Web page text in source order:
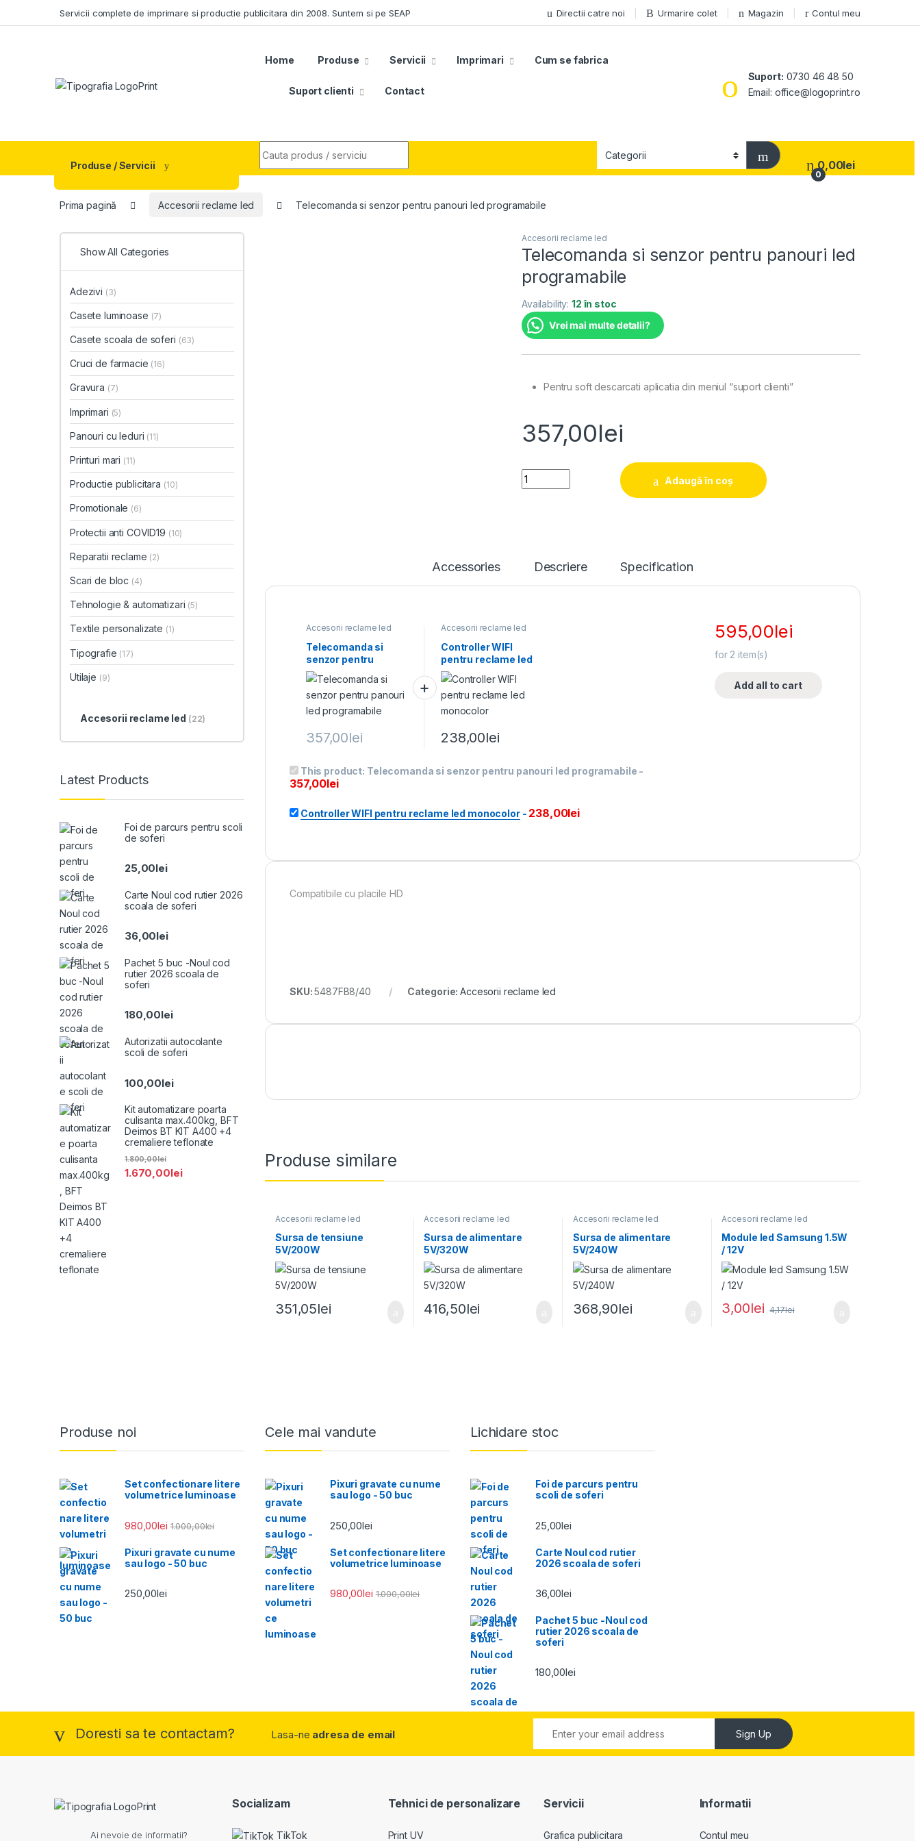
Servicii complete de imprimare si productie publicitara din 2008. Suntem si pe SEAP Directii catre noi Urmarire colet Magazin Contul meu
Home Produse Servicii Imprimari Cum se fabrica
Suport clienti Contact
Suport: 0730 46 48 50
Email: office@logoprint.ro
Produse / Servicii
0
0,00lei
Prima pagină Accesorii reclame led Telecomanda si senzor pentru panouri led programabile
Accesorii reclame led
Telecomanda si senzor pentru panouri led
programabile
Availability:12 în stoc
Vrei mai multe detalii?
Pentru soft descarcati aplicatia din meniul “suport clienti”
357,00lei
Telecomanda si senzor pentru panouri led programabile quantity
Adaugă în coș
Accessories Descriere Specification
Accesorii reclame led
Telecomanda si
senzor pentru
panouri led
programabile
357,00lei
Accesorii reclame led
Controller WIFI
pentru reclame led
monocolor
238,00lei
This product: Telecomanda si senzor pentru panouri led programabile -
357,00lei
Controller WIFI pentru reclame led monocolor- 238,00lei
595,00lei
for 2 item(s)
Add all to cart
Compatibile cu placile HD
SKU:5487FB8/40 Categorie:Accesorii reclame led
Produse similare
Accesorii reclame led
Sursa de tensiune
5V/200W
351,05lei
Accesorii reclame led
Sursa de alimentare
5V/320W
416,50lei
Accesorii reclame led
Sursa de alimentare
5V/240W
368,90lei
Accesorii reclame led
Module led Samsung 1.5W
/ 12V
3,00lei 4,17lei
Show All Categories
Adezivi (3)
Casete luminoase (7)
Casete scoala de soferi (63)
Cruci de farmacie (16)
Gravura (7)
Imprimari (5)
Panouri cu leduri (11)
Printuri mari (11)
Productie publicitara (10)
Promotionale (6)
Protectii anti COVID19 (10)
Reparatii reclame (2)
Scari de bloc (4)
Tehnologie & automatizari (5)
Textile personalizate (1)
Tipografie (17)
Utilaje (9)
Accesorii reclame led (22)
Latest Products
Foi de parcurs pentru scoli
de soferi
25,00lei
Carte Noul cod rutier 2026
scoala de soferi
36,00lei
Pachet 5 buc -Noul cod
rutier 2026 scoala de
soferi
180,00lei
Autorizatii autocolante
scoli de soferi
100,00lei
Kit automatizare poarta
culisanta max.400kg, BFT
Deimos BT KIT A400 +4
cremaliere teflonate
1.670,00lei
1.800,00lei
Produse noi
Set confectionare litere
volumetrice luminoase
980,00lei 1.000,00lei
Pixuri gravate cu nume
sau logo - 50 buc
250,00lei
Cele mai vandute
Pixuri gravate cu nume
sau logo - 50 buc
250,00lei
Set confectionare litere
volumetrice luminoase
980,00lei 1.000,00lei
Lichidare stoc
Foi de parcurs pentru
scoli de soferi
25,00lei
Carte Noul cod rutier
2026 scoala de soferi
36,00lei
Pachet 5 buc -Noul cod
rutier 2026 scoala de
soferi
180,00lei
Doresti sa te contactam? Lasa-ne adresa de email Sign Up
Ai nevoie de informatii?
Socializam
TikTok
Tehnici de personalizare
Print UV
Servicii
Grafica publicitara
Informatii
Contul meu